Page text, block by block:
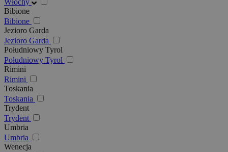
Włochy
Bibione
Bibione
Jezioro Garda
Jezioro Garda
Południowy Tyrol
Południowy Tyrol
Rimini
Rimini
Toskania
Toskania
Trydent
Trydent
Umbria
Umbria
Wenecja